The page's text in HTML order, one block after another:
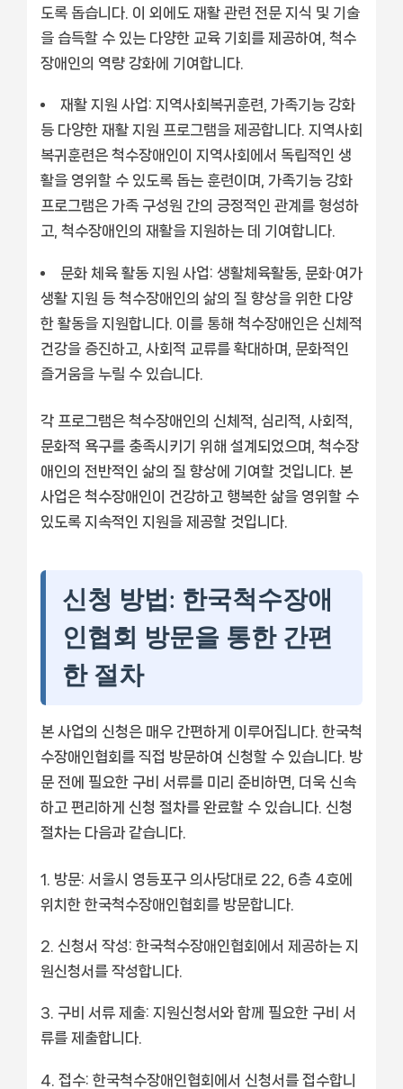
도록 돕습니다. 이 외에도 재활 관련 전문 지식 및 기술
을 습득할 수 있는 다양한 교육 기회를 제공하여, 척수
장애인의 역량 강화에 기여합니다.
재활 지원 사업: 지역사회복귀훈련, 가족기능 강화
등 다양한 재활 지원 프로그램을 제공합니다. 지역사회
복귀훈련은 척수장애인이 지역사회에서 독립적인 생
활을 영위할 수 있도록 돕는 훈련이며, 가족기능 강화
프로그램은 가족 구성원 간의 긍정적인 관계를 형성하
고, 척수장애인의 재활을 지원하는 데 기여합니다.
문화 체육 활동 지원 사업: 생활체육활동, 문화·여가
생활 지원 등 척수장애인의 삶의 질 향상을 위한 다양
한 활동을 지원합니다. 이를 통해 척수장애인은 신체적
건강을 증진하고, 사회적 교류를 확대하며, 문화적인
즐거움을 누릴 수 있습니다.
각 프로그램은 척수장애인의 신체적, 심리적, 사회적,
문화적 욕구를 충족시키기 위해 설계되었으며, 척수장
애인의 전반적인 삶의 질 향상에 기여할 것입니다. 본
사업은 척수장애인이 건강하고 행복한 삶을 영위할 수
있도록 지속적인 지원을 제공할 것입니다.
신청 방법: 한국척수장애
인협회 방문을 통한 간편
한 절차
본 사업의 신청은 매우 간편하게 이루어집니다. 한국척
수장애인협회를 직접 방문하여 신청할 수 있습니다. 방
문 전에 필요한 구비 서류를 미리 준비하면, 더욱 신속
하고 편리하게 신청 절차를 완료할 수 있습니다. 신청
절차는 다음과 같습니다.
방문: 서울시 영등포구 의사당대로 22, 6층 4호에
위치한 한국척수장애인협회를 방문합니다.
신청서 작성: 한국척수장애인협회에서 제공하는 지
원신청서를 작성합니다.
구비 서류 제출: 지원신청서와 함께 필요한 구비 서
류를 제출합니다.
접수: 한국척수장애인협회에서 신청서를 접수합니